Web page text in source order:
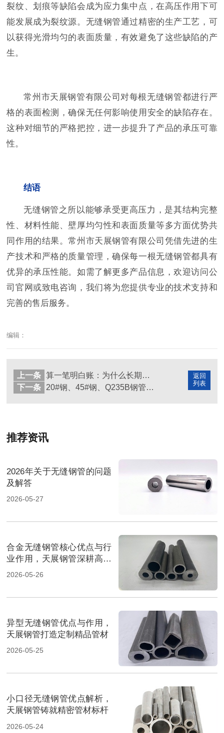
裂纹、划痕等缺陷会成为应力集中点，在高压作用下可
能发展成为裂纹源。无缝钢管通过精密的生产工艺，可
以获得光滑均匀的表面质量，有效避免了这些缺陷的产
生。
常州市天展钢管有限公司对每根无缝钢管都进行严
格的表面检测，确保无任何影响使用安全的缺陷存在。
这种对细节的严格把控，进一步提升了产品的承压可靠
性。
结语
无缝钢管之所以能够承受更高压力，是其结构完整
性、材料性能、壁厚均匀性和表面质量等多方面优势共
同作用的结果。常州市天展钢管有限公司凭借先进的生
产技术和严格的质量管理，确保每一根无缝钢管都具有
优异的承压性能。如需了解更多产品信息，欢迎访问公
司官网或致电咨询，我们将为您提供专业的技术支持和
完善的售后服务。
编辑：
返回
列表
上一条
算一笔明白账：为什么长期合作的无缝钢管供应商更“省钱”？
下一条
20#钢、45#钢、Q235B钢管，一篇讲透它们的区别与用途
推荐资讯
2026年关于无缝钢管的问题
及解答
2026-05-27
合金无缝钢管核心优点与行
业作用，天展钢管深耕高端
管材
2026-05-26
异型无缝钢管优点与作用，
天展钢管打造定制精品管材
2026-05-25
小口径无缝钢管优点解析，
天展钢管铸就精密管材标杆
2026-05-24